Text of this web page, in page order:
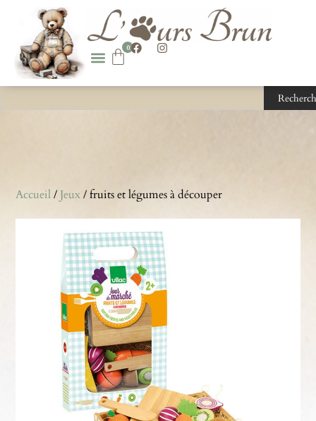
0
Accueil/ Jeux/ fruits et légumes à découper